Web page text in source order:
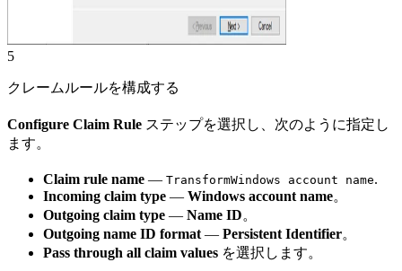
5
クレームルールを構成する
Configure Claim Rule ステップを選択し、次のように指定し
ます。
Claim rule name — TransformWindows account name.
Incoming claim type — Windows account name。
Outgoing claim type — Name ID。
Outgoing name ID format — Persistent Identifier。
Pass through all claim values を選択します。